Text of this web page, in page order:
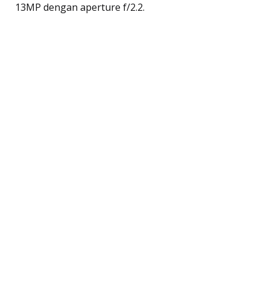
13MP dengan aperture f/2.2.